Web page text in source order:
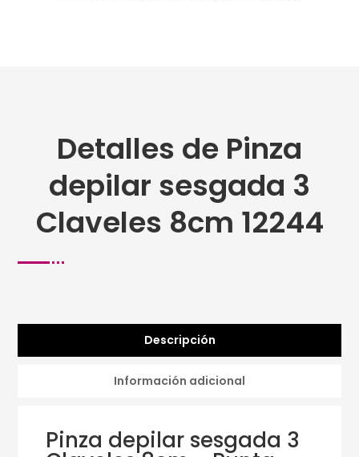
Detalles de Pinza
depilar sesgada 3
Claveles 8cm 12244
Descripción
Información adicional
Pinza depilar sesgada 3